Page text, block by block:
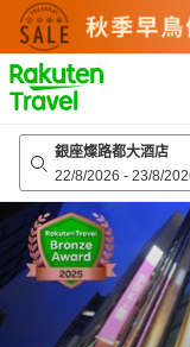
to
top
page
銀座燦路都大酒店
22/8/2026 - 23/8/